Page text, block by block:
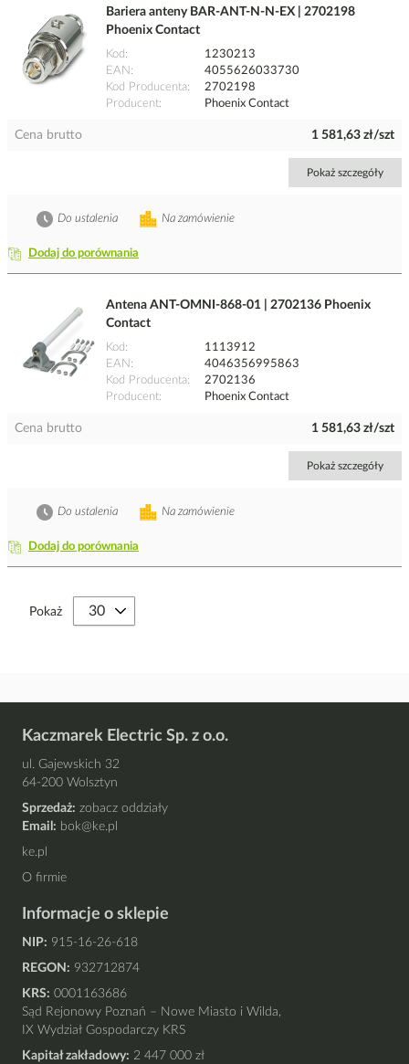
Bariera anteny BAR-ANT-N-N-EX | 2702198
Phoenix Contact
Kod
1230213
EAN
4055626033730
Kod Producenta
2702198
Producent
Phoenix Contact
Cena brutto 1 581,63 zł/szt
Pokaż szczegóły
Dodaj do porównania
Na zamówienie
Do ustalenia
Antena ANT-OMNI-868-01 | 2702136 Phoenix
Contact
Kod
1113912
EAN
4046356995863
Kod Producenta
2702136
Producent
Phoenix Contact
Cena brutto 1 581,63 zł/szt
Pokaż szczegóły
Dodaj do porównania
Na zamówienie
Do ustalenia
Pokaż
Kaczmarek Electric Sp. z o.o.
ul. Gajewskich 32
64-200 Wolsztyn
Sprzedaż: zobacz oddziały
Email: bok@ke.pl
ke.pl
O firmie
Informacje o sklepie
NIP: 915-16-26-618
REGON: 932712874
KRS: 0001163686
Sąd Rejonowy Poznań – Nowe Miasto i Wilda,
IX Wydział Gospodarczy KRS
Kapitał zakładowy: 2 447 000 zł